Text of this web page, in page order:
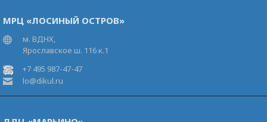
МРЦ «ЛОСИНЫЙ ОСТРОВ»
м. ВДНХ,
Ярославское ш. 116 к.1
+7 495 987-47-47
lo@dikul.ru